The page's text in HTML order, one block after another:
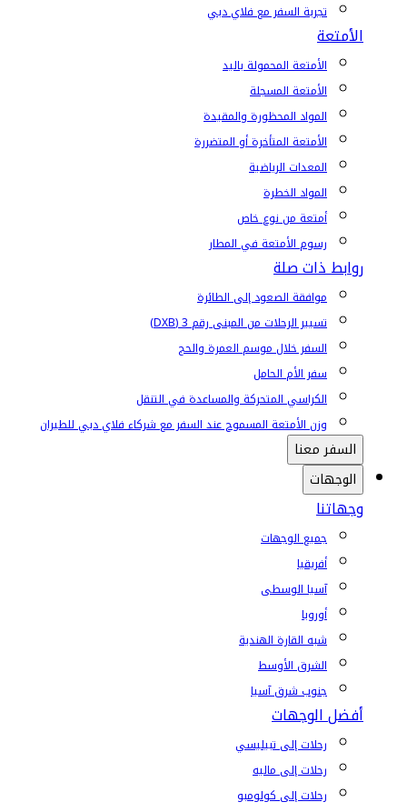
تجربة السفر مع فلاي دبي
الأمتعة
الأمتعة المحمولة باليد
الأمتعة المسجلة
المواد المحظورة والمقيدة
الأمتعة المتأخرة أو المتضررة
المعدات الرياضية
المواد الخطرة
أمتعة من نوع خاص
رسوم الأمتعة في المطار
روابط ذات صلة
موافقة الصعود إلى الطائرة
تسيير الرحلات من المبنى رقم 3 (DXB)
السفر خلال موسم العمرة والحج
سفر الأم الحامل
الكراسي المتحركة والمساعدة في التنقل
وزن الأمتعة المسموح عند السفر مع شركاء فلاي دبي للطيران
السفر معنا
الوجهات
وجهاتنا
جميع الوجهات
أفريقيا
آسيا الوسطى
أوروبا
شبه القارة الهندية
الشرق الأوسط
جنوب شرق آسيا
أفضل الوجهات
رحلات إلى تبيليسي
رحلات إلى ماليه
رحلات إلى كولومبو